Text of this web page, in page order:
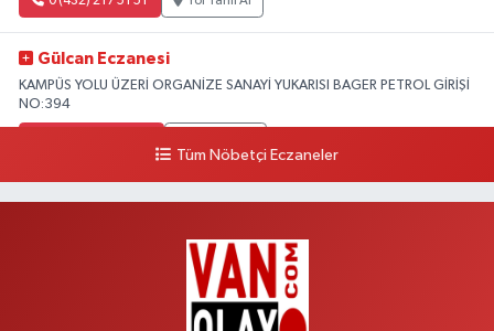
Gülcan Eczanesi
KAMPÜS YOLU ÜZERİ ORGANİZE SANAYİ YUKARISI BAGER PETROL GİRİŞİ
NO:394
HEKİM HASTANESİ ACİL KARŞISI
Yol Tarifi Al
Tüm Nöbetçi Eczaneler